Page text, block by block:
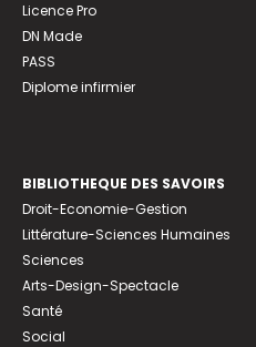
Licence Pro
DN Made
PASS
Diplome infirmier
BIBLIOTHEQUE DES SAVOIRS
Droit-Economie-Gestion
Littérature-Sciences Humaines
Sciences
Arts-Design-Spectacle
Santé
Social